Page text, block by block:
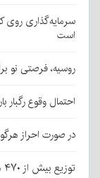
سرمایه‌گذاری روی
است
روسیه، فرصتی نو
احتمال وقوع رگبار
در صورت احراز
توزیع بیش از ۴۷۰ هزار لیتر آب میان عزاداران جامانده اربعین در کرمان